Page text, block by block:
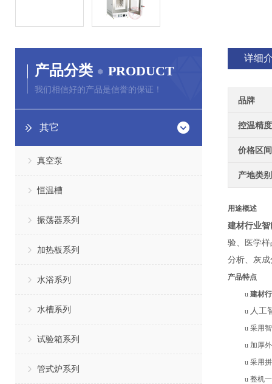
产品分类 PRODUCT
我们相信好的产品是信誉的保证！
其它
真空泵
恒温槽
振荡器系列
加热板系列
水浴系列
水槽系列
试验箱系列
管式炉系列
详细
品牌
控温精度
价格区间
产地类别
用途概述
建材行业
验、医学
分析、灰
产品特点
u 建材
u 人工
u 采用
u 加厚
u 采用
u 整机